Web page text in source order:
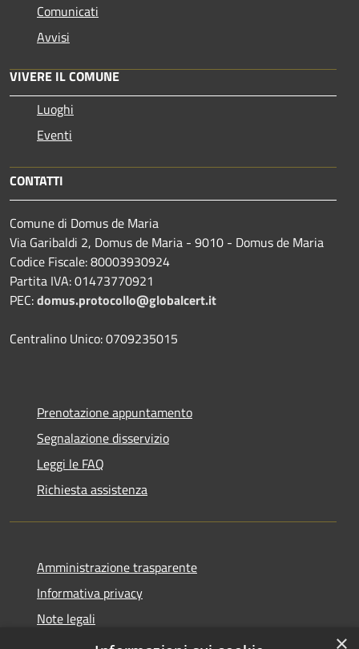
Comunicati
Avvisi
VIVERE IL COMUNE
Luoghi
Eventi
CONTATTI
Comune di Domus de Maria
Via Garibaldi 2, Domus de Maria - 9010 - Domus de Maria
Codice Fiscale: 80003930924
Partita IVA: 01473770921
PEC:domus.protocollo@globalcert.it
Centralino Unico: 0709235015
Prenotazione appuntamento
Segnalazione disservizio
Leggi le FAQ
Richiesta assistenza
Amministrazione trasparente
Informativa privacy
Note legali
Dichiarazione di accessibilità
×